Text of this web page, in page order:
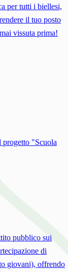
per tutti i biellesi,
il tuo posto
vissuta prima!
progetto "Scuola
pubblico sui
di
giovani), offrendo